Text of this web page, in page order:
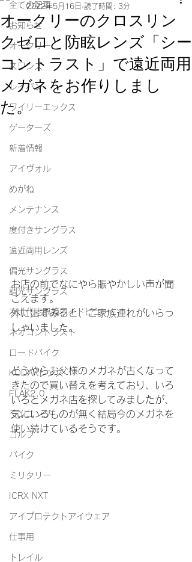
全ての記事
お知らせ
オークリー
スワンズ
レイバン
ワイリーエックス
ゲーターズ
新着情報
アイヴォル
めがね
メンテナンス
度付きサングラス
遠近両用レンズ
偏光サングラス
調光サングラス
次世代老眼鏡ワイドビュー
ネオコントラスト
ロードバイク
KODAKレンズ
FLAK2.0
ランニング
ゴルフ
バイク
ミリタリー
ICRX NXT
アイプロテクトアイウェア
仕事用
トレイル
オークリーのクロスリン
クゼロと防眩レンズ「シー
コントラスト」で遠近両用
メガネをお作りしまし
た。
2022年5月16日 読了時間: 3分
お店の前でなにやら賑やかしい声が聞
こえます。
外に出てみると、ご家族連れがいらっ
しゃいました。
どうやらお父様のメガネが古くなって
きたので買い替えを考えており、いろ
いろとメガネ店を探してみましたが、
気にいるものが無く結局今のメガネを
使い続けているそうです。